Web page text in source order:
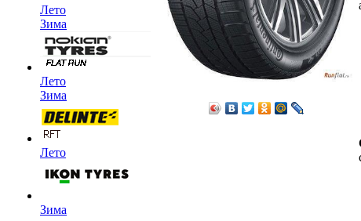
Лето
Зима
Лето
Зима
Лето
Зима